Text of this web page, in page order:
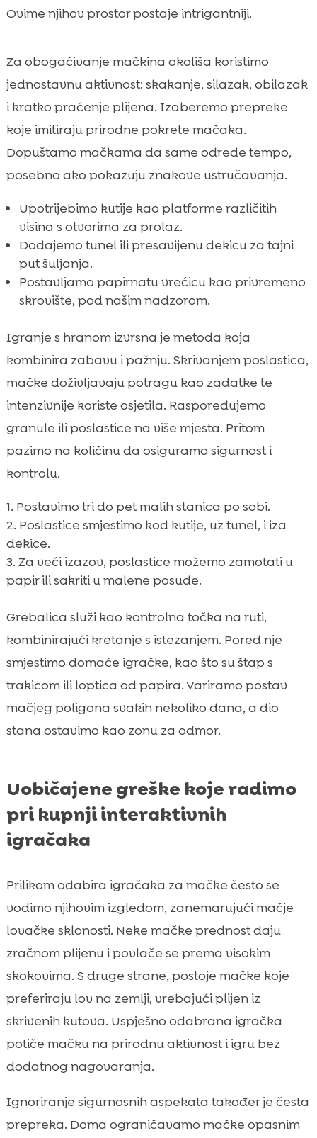
Ovime njihov prostor postaje intrigantniji.
Za obogaćivanje mačkina okoliša koristimo
jednostavnu aktivnost: skakanje, silazak, obilazak
i kratko praćenje plijena. Izaberemo prepreke
koje imitiraju prirodne pokrete mačaka.
Dopuštamo mačkama da same odrede tempo,
posebno ako pokazuju znakove ustručavanja.
Upotrijebimo kutije kao platforme različitih
visina s otvorima za prolaz.
Dodajemo tunel ili presavijenu dekicu za tajni
put šuljanja.
Postavljamo papirnatu vrećicu kao privremeno
skrovište, pod našim nadzorom.
Igranje s hranom izvrsna je metoda koja
kombinira zabavu i pažnju. Skrivanjem poslastica,
mačke doživljavaju potragu kao zadatke te
intenzivnije koriste osjetila. Raspoređujemo
granule ili poslastice na više mjesta. Pritom
pazimo na količinu da osiguramo sigurnost i
kontrolu.
Postavimo tri do pet malih stanica po sobi.
Poslastice smjestimo kod kutije, uz tunel, i iza
dekice.
Za veći izazov, poslastice možemo zamotati u
papir ili sakriti u malene posude.
Grebalica služi kao kontrolna točka na ruti,
kombinirajući kretanje s istezanjem. Pored nje
smjestimo domaće igračke, kao što su štap s
trakicom ili loptica od papira. Variramo postav
mačjeg poligona svakih nekoliko dana, a dio
stana ostavimo kao zonu za odmor.
Uobičajene greške koje radimo
pri kupnji interaktivnih
igračaka
Prilikom odabira igračaka za mačke često se
vodimo njihovim izgledom, zanemarujući mačje
lovačke sklonosti. Neke mačke prednost daju
zračnom plijenu i povlače se prema visokim
skokovima. S druge strane, postoje mačke koje
preferiraju lov na zemlji, vrebajući plijen iz
skrivenih kutova. Uspješno odabrana igračka
potiče mačku na prirodnu aktivnost i igru bez
dodatnog nagovaranja.
Ignoriranje sigurnosnih aspekata također je česta
prepreka. Doma ograničavamo mačke opasnim